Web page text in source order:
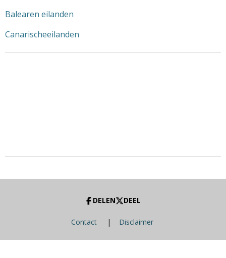
Balearen eilanden
Canarischeeilanden
DELEN DEEL
Contact| Disclaimer